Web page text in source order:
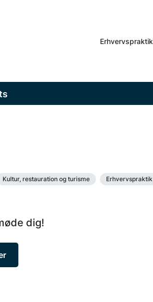
Erhvervspraktik
Kultur, restauration og turisme
Erhvervspraktik
dig!